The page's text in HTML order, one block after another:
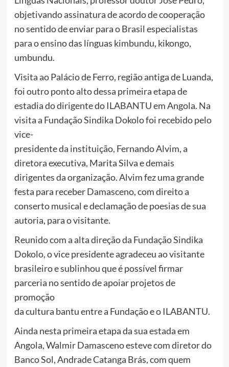
objetivando assinatura de acordo de cooperação
no sentido de enviar para o Brasil especialistas
para o ensino das línguas kimbundu, kikongo,
umbundu.
Visita ao Palácio de Ferro, região antiga de Luanda,
foi outro ponto alto dessa primeira etapa de
estadia do dirigente do ILABANTU em Angola. Na
visita a Fundação Sindika Dokolo foi recebido pelo
vice-
presidente da instituição, Fernando Alvim, a
diretora executiva, Marita Silva e demais
dirigentes da organização. Alvim fez uma grande
festa para receber Damasceno, com direito a
conserto musical e declamação de poesias de sua
autoria, para o visitante.
Reunido com a alta direção da Fundação Sindika
Dokolo, o vice presidente agradeceu ao visitante
brasileiro e sublinhou que é possível firmar
parceria no sentido de apoiar projetos de
promoção
da cultura bantu entre a Fundação e o ILABANTU.
Ainda nesta primeira etapa da sua estada em
Angola, Walmir Damasceno esteve com diretor do
Banco Sol, Andrade Catanga Brás, com quem